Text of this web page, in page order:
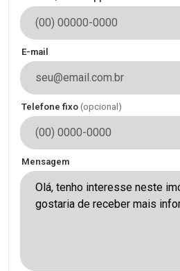
E-mail
Telefone fixo (opcional)
Mensagem